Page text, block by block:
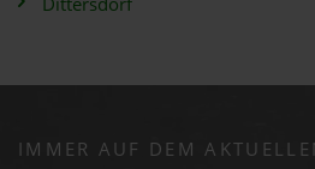
IMMER AUF DEM